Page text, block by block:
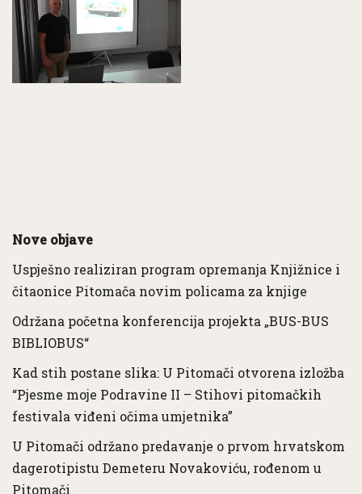
Nove objave
Uspješno realiziran program opremanja Knjižnice i
čitaonice Pitomača novim policama za knjige
Održana početna konferencija projekta „BUS-BUS
BIBLIOBUS“
Kad stih postane slika: U Pitomači otvorena izložba
“Pjesme moje Podravine II – Stihovi pitomačkih
festivala viđeni očima umjetnika”
U Pitomači održano predavanje o prvom hrvatskom
dagerotipistu Demeteru Novakoviću, rođenom u
Pitomači